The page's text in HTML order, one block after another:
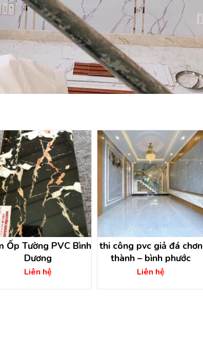
Ốp Tường PVC Bình
Dương
Liên hệ
thi công pvc giả đá chơn
thành – bình phước
Liên hệ